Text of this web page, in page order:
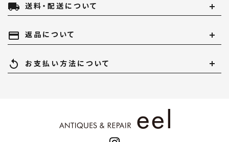
local_shipping 送料・配送について
payment 返品について
replay お支払い方法について